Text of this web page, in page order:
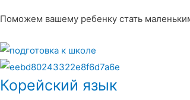
Поможем вашему ребенку стать
Корейский язык